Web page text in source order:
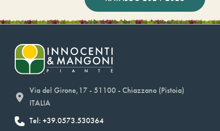
Via del Girone,17 - 51100 - Chiazzano (Pistoia)
ITALIA
Tel: +39.0573.530364